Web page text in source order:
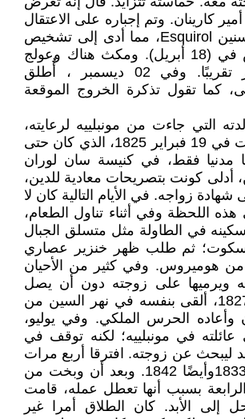
كارينان. وتم إجباره على الاعتقال
في دار رعاية المسنين Esquirol، مما أدى إلى تشخيص
إصابته بنوبة هوس في (18 أبريل). ومكث هناك وعولج
لمدة ثمانية أشهر تقريبًا. وفي 02 ديسمبر ، أُطلق
كما تقول تذكرة الخروج الموقعة
التي جاءت من مونبلييه لرعايته،
تزوج أوغست كونت في 19 فبراير 1825، الذي كان حتى
مدنيا فقط، في كنيسة سان لوران
أدلى كونت بتصريحات معادية للدين،
شهادة زواجه. في الأيام التالية كان لا
اللحظة وفي أثناء تناول الطعام،
في الطاولة مثل متسلق الجبال
سكوت؛ ثم طلب ظهر خنزير عصاري
هوميروس. وفي كثير من الأحيان
ويرميها على زوجته دون أن يصل
إليها. وفي أبريل 1827، ألقى بنفسه في نهر السين من
وأعاده الحرس الملكي. وفي يوليو،
عائلته في مونبلييه؛ لكنه توقف في
ليبحث عن زوجته. افترقا أربع مرات
في 1826، 1833،1838وأيضًا 1842. وبعد أن وبخت من
بسبب أنها تعطل عمله، قامت
إلى الأبد. كان الطلاق أمرا غير